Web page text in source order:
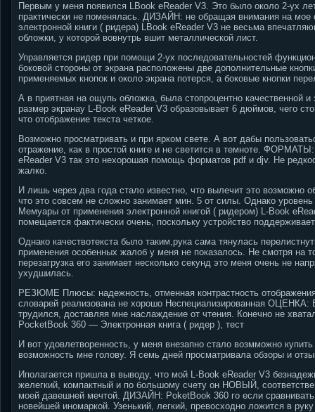
Первым у меня появился LBook eReader V3. Это было около 2-ух
практически не поменялась. ДИЗАЙН: не обращая внимания на мое
электронной книги ( ридера) LBook eReader V3 не весьма
обложки, у которой вовнутрь вшит металлической лист.
Управляется ридер при помощи 2-ух последовательностей
боковой стороны от экрана расположены две дополнительные
применяемых кнопок и около экрана потерся, а боковые кнопки
А в приятная на ощупь обложка, была стопроцентно
размер экранау L-Book eReader V3 образовывает 6 дюймов, чего
что отображение текста четкое.
Возможно просматривать и при ярком свете. А вот дабы
отражение, как в простой книге и не светится в темноте.
eReader V3 так это нехорошая помощь форматов pdf и djv. Не
жалко.
И лишь через два года стало известно, что вылечит это возможно
что это совсем не сложно занимает мин. 5 от силы. Однако
Мемуары от применения электронной книгой ( ридером) L-Book
помещается фактически очень, поскольку устройство
Однако качествотекста было таким,рука сама тянулась
применения особенных жалоб у меня не показалось. Не смотря на
перезагрузка его занимает несколько секунд это меня очень не
ухудшилась.
РЕЗЮМЕ Плюсы: надежность, отменная контрастность
словарей реализована не хорошо Неспециализированная
трудился, доставляя мне наслаждение от чтения. Конечно не
PocketBook 360 — Электронная книга ( ридер ), тест
И вот удовлетворенность, у меня внезапно стало возмможно
возможность мне голову. Я семь дней просматривала обзоры и
Иполагается пришла в выводу, что мой L-Book eReader V3
желегкий, компактный и по большому счету он НОВЫЙ,
моей давешней мечтой. ДИЗАЙН: PoketBook 360 го если
новейшей иномаркой. Узенький, легкий, превосходно ложится в